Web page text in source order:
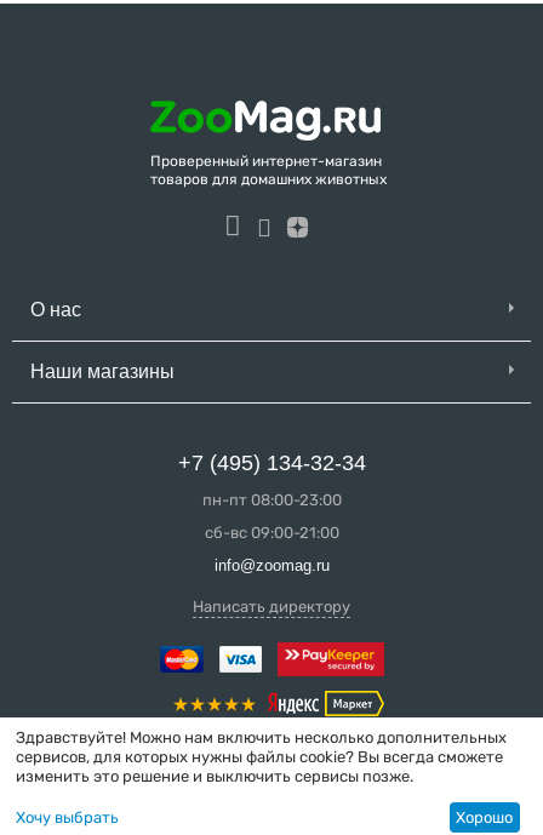
Проверенный интернет-магазин
товаров для домашних животных
О нас
Наши магазины
+7 (495) 134-32-34
пн-пт 08:00-23:00
сб-вс 09:00-21:00
info@zoomag.ru
Написать директору
Интернет-магазин сделан в вебстудии
MakeShop.pro
Здравствуйте! Можно нам включить несколько дополнительных
сервисов, для которых нужны файлы cookie? Вы всегда сможете
изменить это решение и выключить сервисы позже.
Хочу выбрать Хорошо